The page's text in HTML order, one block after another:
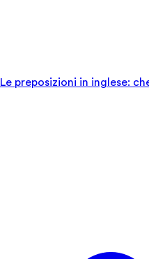
Le preposizioni in inglese: